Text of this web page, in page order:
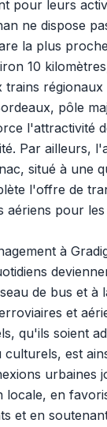
pour leurs
ne dispose
la plus
10
trains régionaux
pôle
l'attractivité
Par ailleurs,
situé à une
l'offre de
aériens pour
à
de bus et à
et
qu'ils soient
est
urbaines
locale, en
et en